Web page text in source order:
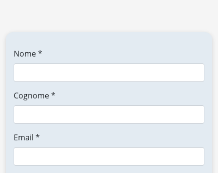
Nome *
Cognome *
Email *